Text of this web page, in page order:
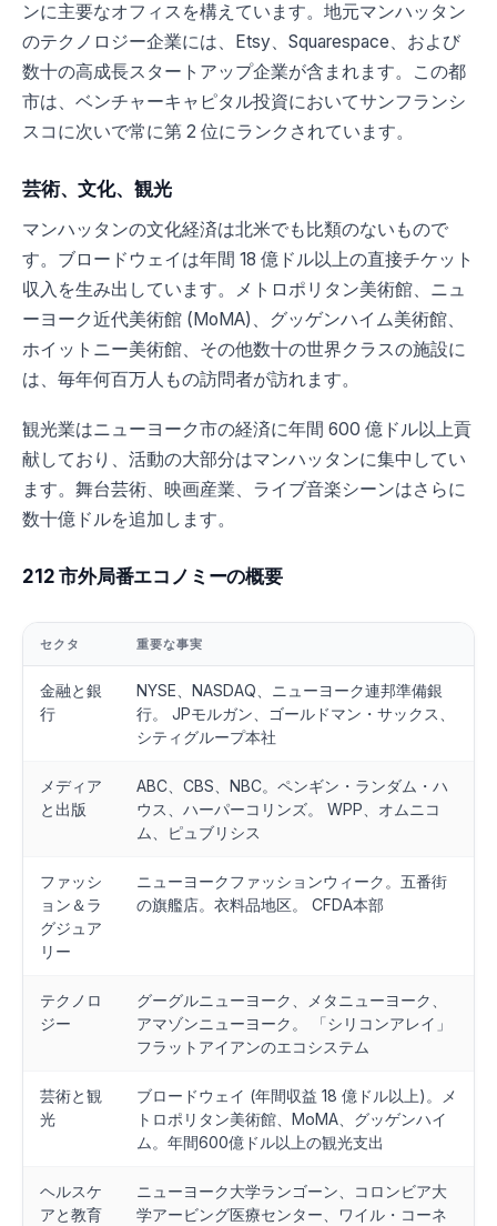
ンに主要なオフィスを構えています。地元マンハッタン
のテクノロジー企業には、Etsy、Squarespace、および
数十の高成長スタートアップ企業が含まれます。この都
市は、ベンチャーキャピタル投資においてサンフランシ
スコに次いで常に第 2 位にランクされています。
芸術、文化、観光
マンハッタンの文化経済は北米でも比類のないもので
す。ブロードウェイは年間 18 億ドル以上の直接チケット
収入を生み出しています。メトロポリタン美術館、ニュ
ーヨーク近代美術館 (MoMA)、グッゲンハイム美術館、
ホイットニー美術館、その他数十の世界クラスの施設に
は、毎年何百万人もの訪問者が訪れます。
観光業はニューヨーク市の経済に年間 600 億ドル以上貢
献しており、活動の大部分はマンハッタンに集中してい
ます。舞台芸術、映画産業、ライブ音楽シーンはさらに
数十億ドルを追加します。
212 市外局番エコノミーの概要
セクタ 重要な事実
金融と銀
行
NYSE、NASDAQ、ニューヨーク連邦準備銀
行。 JPモルガン、ゴールドマン・サックス、
シティグループ本社
メディア
と出版
ABC、CBS、NBC。ペンギン・ランダム・ハ
ウス、ハーパーコリンズ。 WPP、オムニコ
ム、ピュブリシス
ファッシ
ョン＆ラ
グジュア
リー
ニューヨークファッションウィーク。五番街
の旗艦店。衣料品地区。 CFDA本部
テクノロ
ジー
グーグルニューヨーク、メタニューヨーク、
アマゾンニューヨーク。 「シリコンアレイ」
フラットアイアンのエコシステム
芸術と観
光
ブロードウェイ (年間収益 18 億ドル以上)。メ
トロポリタン美術館、MoMA、グッゲンハイ
ム。年間600億ドル以上の観光支出
ヘルスケ
アと教育
ニューヨーク大学ランゴーン、コロンビア大
学アービング医療センター、ワイル・コーネ